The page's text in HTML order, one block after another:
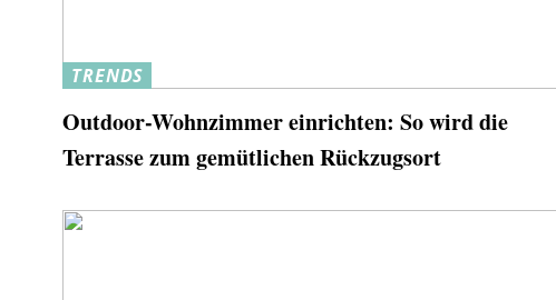
TRENDS
Outdoor-Wohnzimmer einrichten: So wird die
Terrasse zum gemütlichen Rückzugsort